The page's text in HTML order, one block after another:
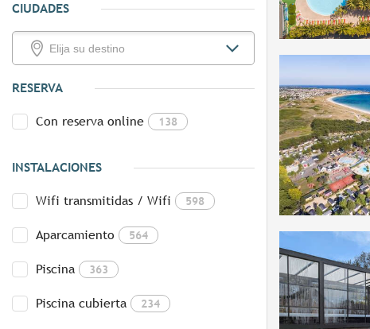
CIUDADES
RESERVA
Con reserva online 138
INSTALACIONES
Wifi transmitidas / Wifi 598
Aparcamiento 564
Piscina 363
Piscina cubierta 234